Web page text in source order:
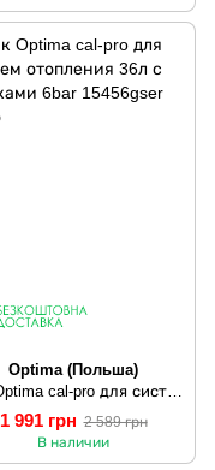
Optima (Польша)
1 991 грн 2 589 грн
В наличии